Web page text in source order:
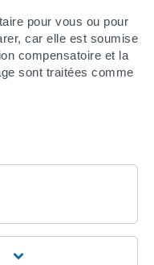
pour vous ou pour
car elle est soumise
compensatoire et la
sont traitées comme